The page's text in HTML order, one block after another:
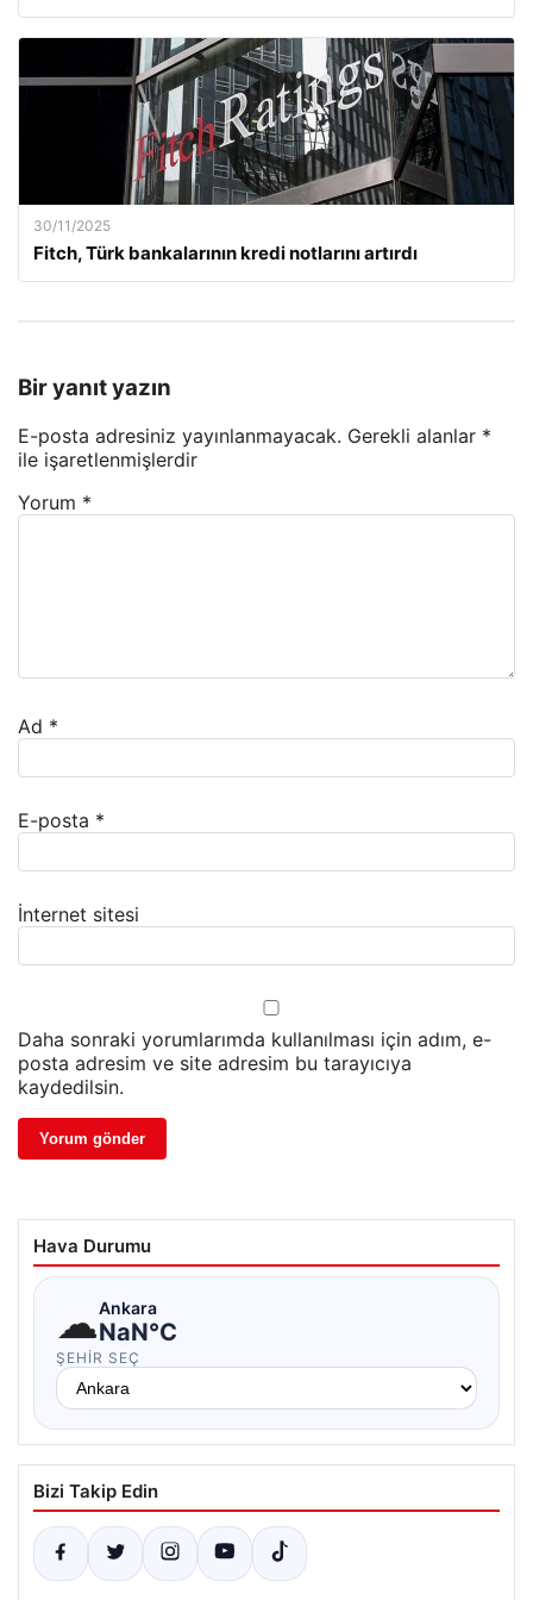
30/11/2025
Fitch, Türk bankalarının kredi notlarını artırdı
Bir yanıt yazın
E-posta adresiniz yayınlanmayacak. Gerekli alanlar *
ile işaretlenmişlerdir
Yorum *
Ad *
E-posta *
İnternet sitesi
Daha sonraki yorumlarımda kullanılması için adım, e-
posta adresim ve site adresim bu tarayıcıya
kaydedilsin.
Hava Durumu
☁Ankara
NaN°C
ŞEHIR SEÇ
Bizi Takip Edin